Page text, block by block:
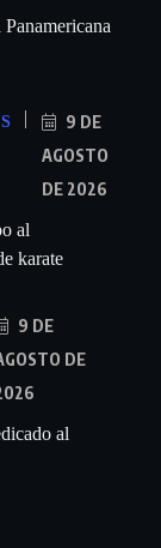
9 DE
AGOSTO
DE 2026
al
karate
9 DE
DE
al